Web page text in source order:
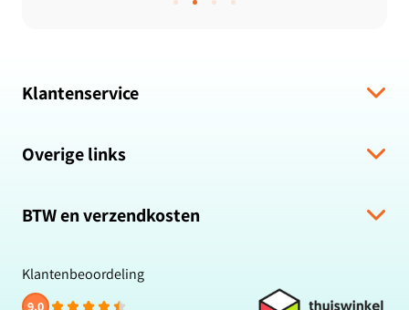
Klantenservice
Algemene voorwaarden
Retour & Terugbetaling
Contact
Overige links
Zakelijk bestellen
Cookiebeleid
Reviewbeleid
BTW en verzendkosten
Klantenbeoordeling
9.0